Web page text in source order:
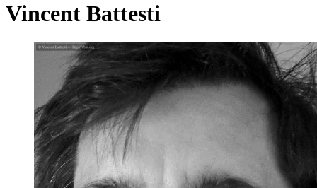
Vincent Battesti